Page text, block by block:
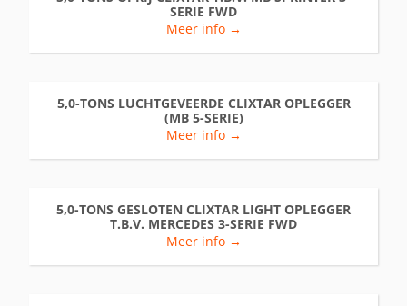
SERIE FWD
Meer info →
5,0-TONS LUCHTGEVEERDE CLIXTAR OPLEGGER
(MB 5-SERIE)
Meer info →
5,0-TONS GESLOTEN CLIXTAR LIGHT OPLEGGER
T.B.V. MERCEDES 3-SERIE FWD
Meer info →